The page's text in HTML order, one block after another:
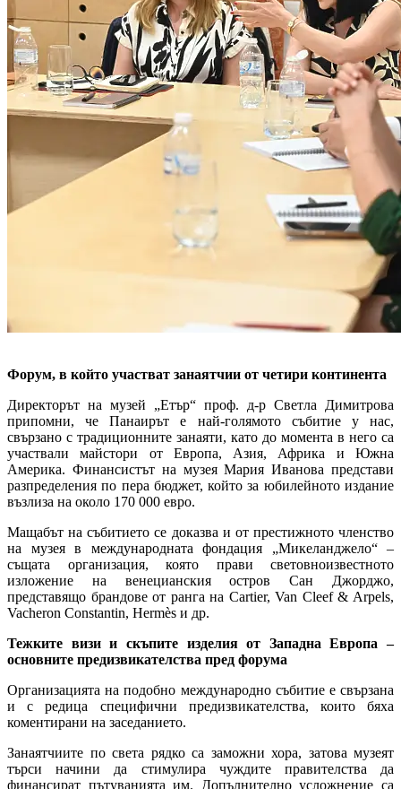
Форум, в който участват занаятчии от четири континента
Директорът на музей „Етър“ проф. д-р Светла Димитрова
припомни, че Панаирът е най-голямото събитие у нас,
свързано с традиционните занаяти, като до момента в него са
участвали майстори от Европа, Азия, Африка и Южна
Америка. Финансистът на музея Мария Иванова представи
разпределения по пера бюджет, който за юбилейното издание
възлиза на около 170 000 евро.
Мащабът на събитието се доказва и от престижното членство
на музея в международната фондация „Микеланджело“ –
същата организация, която прави световноизвестното
изложение на венецианския остров Сан Джорджо,
представящо брандове от ранга на Cartier, Van Cleef & Arpels,
Vacheron Constantin, Hermès и др.
Тежките визи и скъпите изделия от Западна Европа –
основните предизвикателства пред форума
Организацията на подобно международно събитие е свързана
и с редица специфични предизвикателства, които бяха
коментирани на заседанието.
Занаятчиите по света рядко са заможни хора, затова музеят
търси начини да стимулира чуждите правителства да
финансират пътуванията им. Допълнително усложнение са